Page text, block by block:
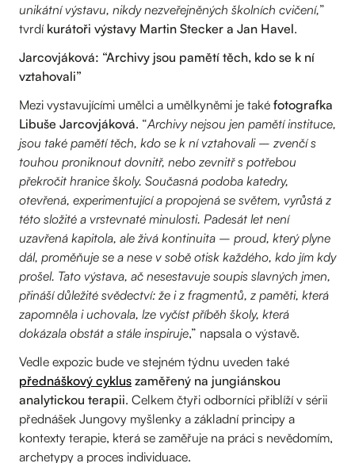
unikátní výstavu, nikdy nezveřejněných školních cvičení,”
tvrdí kurátoři výstavy Martin Stecker a Jan Havel.
Jarcovjáková: “Archivy jsou pamětí těch, kdo se k ní
vztahovali”
Mezi vystavujícími umělci a umělkyněmi je také fotografka
Libuše Jarcovjáková. “Archivy nejsou jen pamětí instituce,
jsou také pamětí těch, kdo se k ní vztahovali – zvenčí s
touhou proniknout dovnitř, nebo zevnitř s potřebou
překročit hranice školy. Současná podoba katedry,
otevřená, experimentující a propojená se světem, vyrůstá z
této složité a vrstevnaté minulosti. Padesát let není
uzavřená kapitola, ale živá kontinuita – proud, který plyne
dál, proměňuje se a nese v sobě otisk každého, kdo jím kdy
prošel. Tato výstava, ač nesestavuje soupis slavných jmen,
přináší důležité svědectví: že i z fragmentů, z paměti, která
zapomněla i uchovala, lze vyčíst příběh školy, která
dokázala obstát a stále inspiruje,” napsala o výstavě.
Vedle expozic bude ve stejném týdnu uveden také
přednáškový cyklus zaměřený na jungiánskou
analytickou terapii. Celkem čtyři odborníci přiblíží v sérii
přednášek Jungovy myšlenky a základní principy a
kontexty terapie, která se zaměřuje na práci s nevědomím,
archetypy a proces individuace.